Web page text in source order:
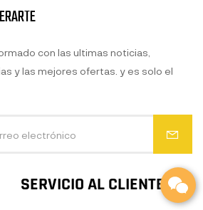
SERVICIO AL CLIENTE
con las ultimas noticias,
y las mejores ofertas. y es solo el